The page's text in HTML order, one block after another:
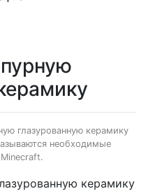
глазурованную керамику
необходимые
керамику